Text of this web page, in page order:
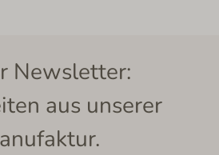
Newsletter:
aus unserer